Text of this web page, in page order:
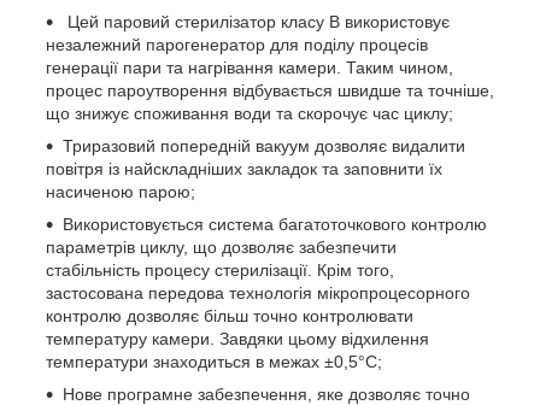
Цей паровий стерилізатор класу B використовує
незалежний парогенератор для поділу процесів
генерації пари та нагрівання камери. Таким чином,
процес пароутворення відбувається швидше та точніше,
що знижує споживання води та скорочує час циклу;
Триразовий попередній вакуум дозволяє видалити
повітря із найскладніших закладок та заповнити їх
насиченою парою;
Використовується система багатоточкового контролю
параметрів циклу, що дозволяє забезпечити
стабільність процесу стерилізації. Крім того,
застосована передова технологія мікропроцесорного
контролю дозволяє більш точно контролювати
температуру камери. Завдяки цьому відхилення
температури знаходиться в межах ±0,5°C;
Нове програмне забезпечення, яке дозволяє точно